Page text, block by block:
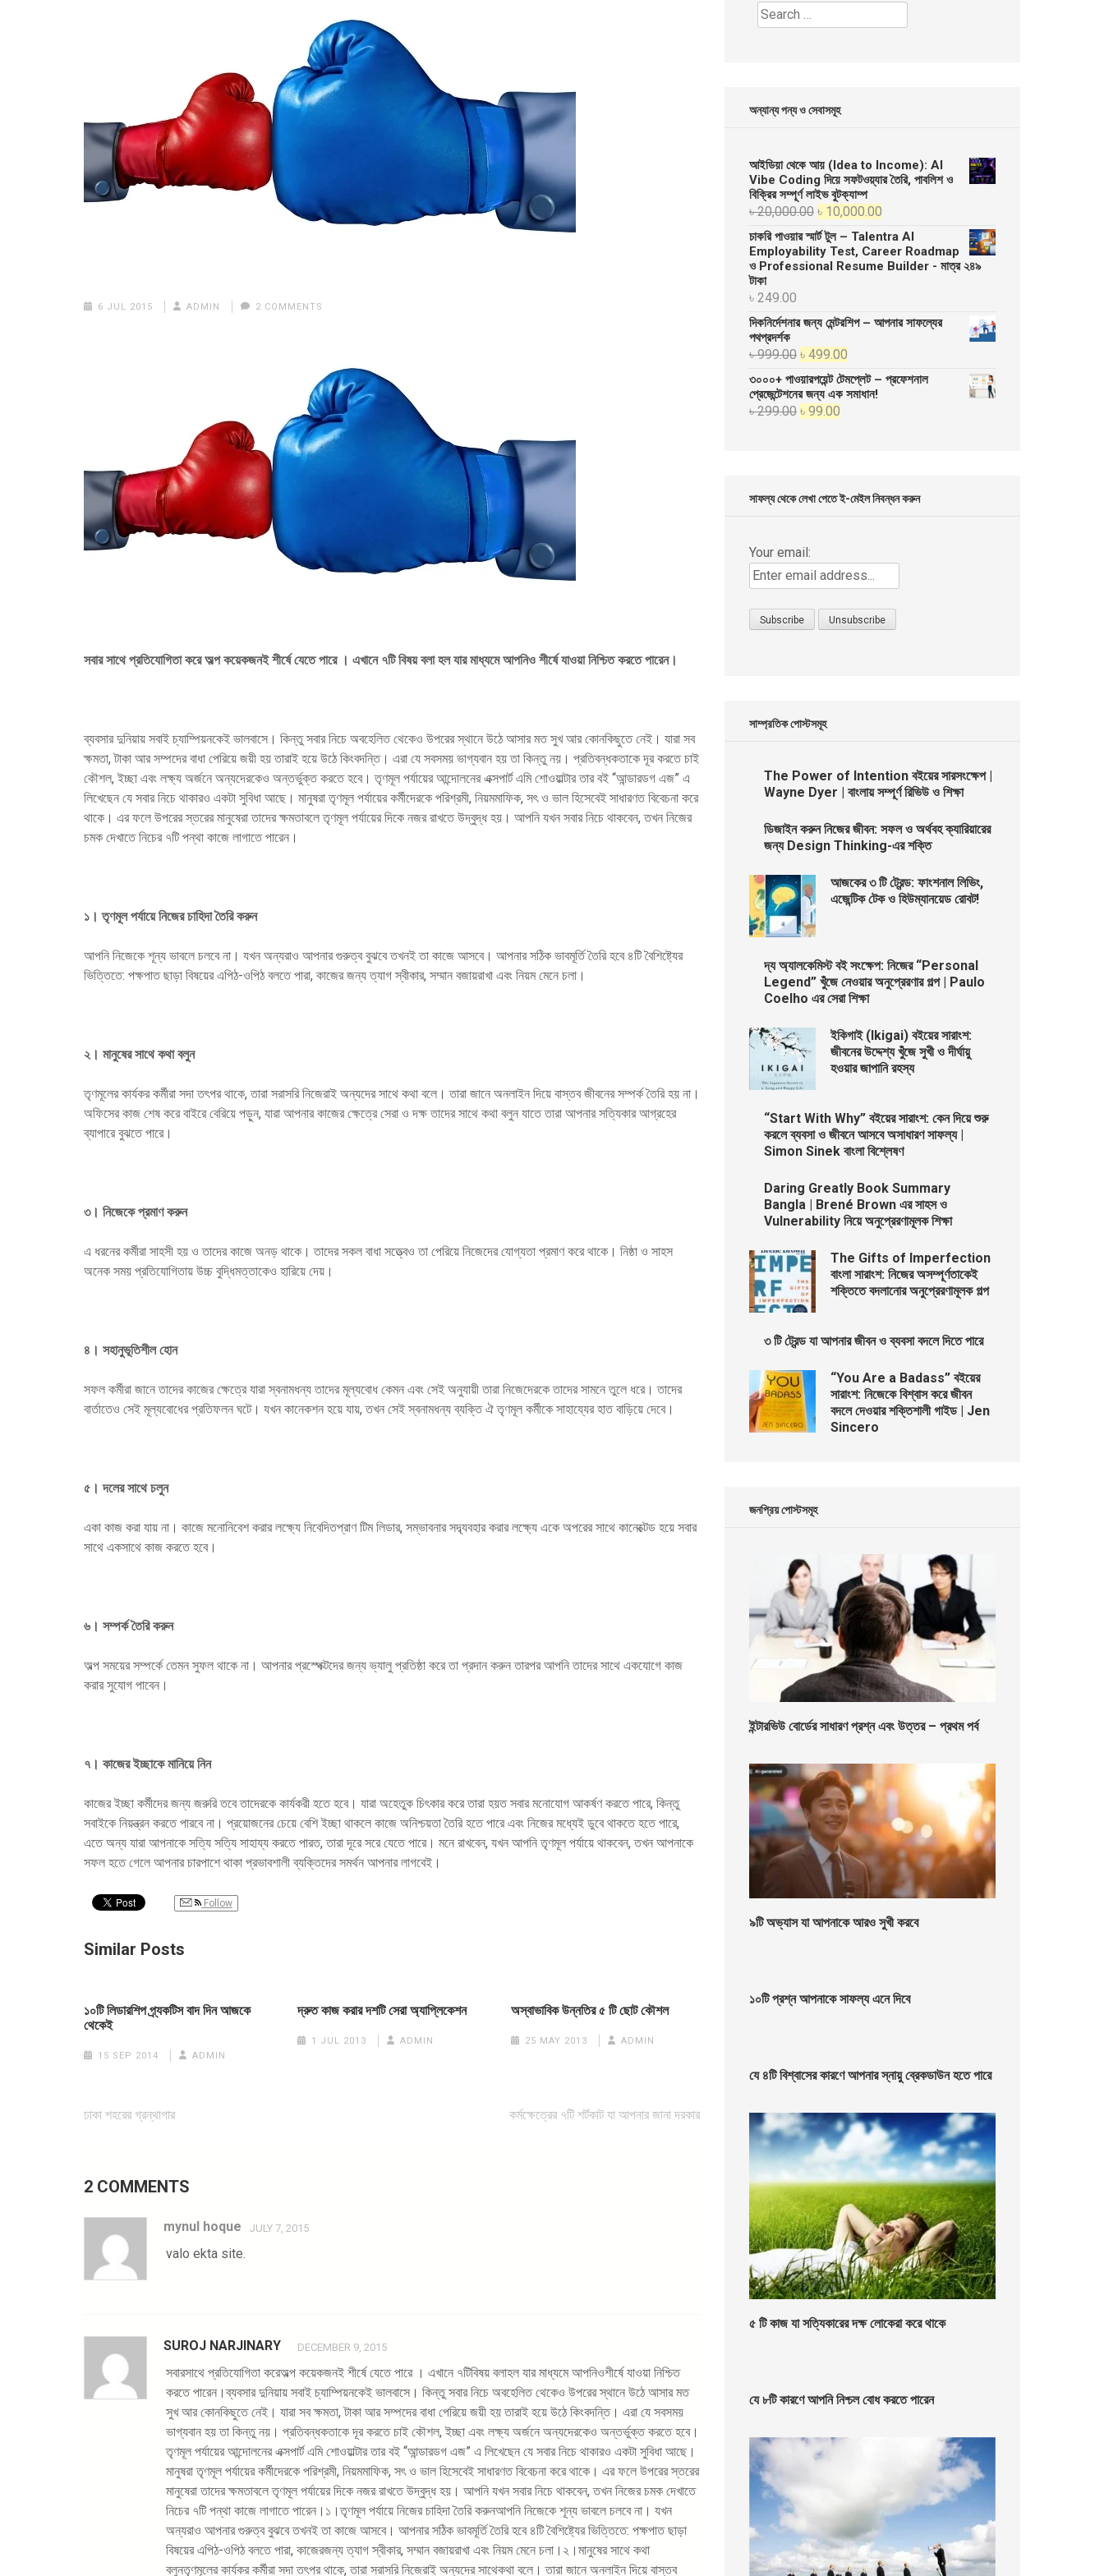
6 JUL 2015 ADMIN 2 COMMENTS
সবারসাথে প্রতিযোগিতা করে অল্প কয়েকজনই শীর্ষে যেতে পারে । এখানে ৭টিবিষয় বলা হল যার মাধ্যমে আপনিও শীর্ষে যাওয়া নিশ্চিত করতে পারেন।
ব্যবসার দুনিয়ায় সবাই চ্যাম্পিয়নকেই ভালবাসে। কিন্তু সবার নিচে অবহেলিত থেকেও উপরের স্থানে উঠে আসার মত সুখ আর কোনকিছুতে নেই। যারা সব
ক্ষমতা, টাকা আর সম্পদের বাধা পেরিয়ে জয়ী হয় তারাই হয়ে উঠে কিংবদন্তি। এরা যে সবসময় ভাগ্যবান হয় তা কিন্তু নয়। প্রতিবন্ধকতাকে দূর করতে চাই
কৌশল, ইচ্ছা এবং লক্ষ্য অর্জনে অন্যদেরকেও অন্তর্ভুক্ত করতে হবে। তৃণমূল পর্যায়ের আন্দোলনের এক্সপার্ট এমি শোওয়াল্টার তার বই “আন্ডারডগ এজ” এ
লিখেছেন যে সবার নিচে থাকারও একটা সুবিধা আছে। মানুষরা তৃণমূল পর্যায়ের কর্মীদেরকে পরিশ্রমী, নিয়মমাফিক, সৎ ও ভাল হিসেবেই সাধারণত বিবেচনা করে
থাকে। এর ফলে উপরের স্তরের মানুষেরা তাদের ক্ষমতাবলে তৃণমূল পর্যায়ের দিকে নজর রাখতে উদ্বুদ্ধ হয়। আপনি যখন সবার নিচে থাকবেন, তখন নিজের
চমক দেখাতে নিচের ৭টি পন্থা কাজে লাগাতে পারেন।
১।তৃণমূল পর্যায়ে নিজের চাহিদা তৈরি করুন
আপনি নিজেকে শূন্য ভাবলে চলবে না। যখন অন্যরাও আপনার গুরুত্ব বুঝবে তখনই তা কাজে আসবে। আপনার সঠিক ভাবমূর্তি তৈরি হবে ৪টি বৈশিষ্ট্যের
ভিত্তিতে: পক্ষপাত ছাড়া বিষয়ের এপিঠ-ওপিঠ বলতে পারা, কাজের জন্য ত্যাগ স্বীকার, সম্মান বজায়রাখা এবং নিয়ম মেনে চলা।
২। মানুষের সাথে কথা বলুন
তৃণমূলের কার্যকর কর্মীরা সদা তৎপর থাকে, তারা সরাসরি নিজেরাই অন্যদের সাথে কথা বলে। তারা জানে অনলাইন দিয়ে বাস্তব জীবনের সম্পর্ক তৈরি হয় না।
অফিসের কাজ শেষ করে বাইরে বেরিয়ে পড়ুন, যারা আপনার কাজের ক্ষেত্রে সেরা ও দক্ষ তাদের সাথে কথা বলুন যাতে তারা আপনার সত্যিকার আগ্রহের
ব্যাপারে বুঝতে পারে।
৩। নিজেকে প্রমাণ করুন
এ ধরনের কর্মীরা সাহসী হয় ও তাদের কাজে অনড় থাকে। তাদের সকল বাধা সত্ত্বেও তা পেরিয়ে নিজেদের যোগ্যতা প্রমাণ করে থাকে। নিষ্ঠা ও সাহস
অনেক সময় প্রতিযোগিতায় উচ্চ বুদ্ধিমত্তাকেও হারিয়ে দেয়।
৪। সহানুভূতিশীল হোন
সফল কর্মীরা জানে তাদের কাজের ক্ষেত্রে যারা স্বনামধন্য তাদের মূল্যবোধ কেমন এবং সেই অনুযায়ী তারা নিজেদেরকে তাদের সামনে তুলে ধরে। তাদের
বার্তাতেও সেই মূল্যবোধের প্রতিফলন ঘটে। যখন কানেকশন হয়ে যায়, তখন সেই স্বনামধন্য ব্যক্তি ঐ তৃণমূল কর্মীকে সাহায্যের হাত বাড়িয়ে দেবে।
৫।দলের সাথে চলুন
একা কাজ করা যায় না। কাজে মনোনিবেশ করার লক্ষ্যে নিবেদিতপ্রাণ টিম লিডার, সম্ভাবনার সদ্ব্যবহার করার লক্ষ্যে একে অপরের সাথে কানেক্টেড হয়ে সবার
সাথে একসাথে কাজ করতে হবে।
৬। সম্পর্ক তৈরি করুন
অল্প সময়ের সম্পর্কে তেমন সুফল থাকে না। আপনার প্রস্পেক্টদের জন্য ভ্যালু প্রতিষ্ঠা করে তা প্রদান করুন তারপর আপনি তাদের সাথে একযোগে কাজ
করার সুযোগ পাবেন।
৭। কাজের ইচ্ছাকে মানিয়ে নিন
কাজের ইচ্ছা কর্মীদের জন্য জরুরি তবে তাদেরকে কার্যকরী হতে হবে। যারা অহেতুক চিৎকার করে তারা হয়ত সবার মনোযোগ আকর্ষণ করতে পারে, কিন্তু
সবাইকে নিয়ন্ত্রন করতে পারবে না। প্রয়োজনের চেয়ে বেশি ইচ্ছা থাকলে কাজে অনিশ্চয়তা তৈরি হতে পারে এবং নিজের মধ্যেই ডুবে থাকতে হতে পারে,
এতে অন্য যারা আপনাকে সত্যি সত্যি সাহায্য করতে পারত, তারা দূরে সরে যেতে পারে। মনে রাখবেন, যখন আপনি তৃণমূল পর্যায়ে থাকবেন, তখন আপনাকে
সফল হতে গেলে আপনার চারপাশে থাকা প্রভাবশালী ব্যক্তিদের সমর্থন আপনার লাগবেই।
Follow
Similar Posts
১০টি লিডারশিপ প্র্যকটিস বাদ দিন আজকে
থেকেই
15 SEP 2014 ADMIN
দ্রুত কাজ করার দশটি সেরা অ্যাপ্লিকেশন
1 JUL 2013 ADMIN
অস্বাভাবিক উন্নতির ৫ টি ছোট কৌশল
25 MAY 2013 ADMIN
Post
ঢাকা শহরের গ্রন্থাগার কর্মক্ষেত্রের ৭টি শর্টকাট যা আপনার জানা দরকার
2 COMMENTS
mynul hoque JULY 7, 2015
valo ekta site.
SUROJ NARJINARY DECEMBER 9, 2015
সবারসাথে প্রতিযোগিতা করেঅল্প কয়েকজনই শীর্ষে যেতে পারে । এখানে ৭টিবিষয় বলাহল যার মাধ্যমে আপনিওশীর্ষে যাওয়া নিশ্চিত
করতে পারেন।ব্যবসার দুনিয়ায় সবাই চ্যাম্পিয়নকেই ভালবাসে। কিন্তু সবার নিচে অবহেলিত থেকেও উপরের স্থানে উঠে আসার মত
সুখ আর কোনকিছুতে নেই। যারা সব ক্ষমতা, টাকা আর সম্পদের বাধা পেরিয়ে জয়ী হয় তারাই হয়ে উঠে কিংবদন্তি। এরা যে সবসময়
ভাগ্যবান হয় তা কিন্তু নয়। প্রতিবন্ধকতাকে দূর করতে চাই কৌশল, ইচ্ছা এবং লক্ষ্য অর্জনে অন্যদেরকেও অন্তর্ভুক্ত করতে হবে।
তৃণমূল পর্যায়ের আন্দোলনের এক্সপার্ট এমি শোওয়াল্টার তার বই “আন্ডারডগ এজ” এ লিখেছেন যে সবার নিচে থাকারও একটা সুবিধা আছে।
মানুষরা তৃণমূল পর্যায়ের কর্মীদেরকে পরিশ্রমী, নিয়মমাফিক, সৎ ও ভাল হিসেবেই সাধারণত বিবেচনা করে থাকে। এর ফলে উপরের স্তরের
মানুষেরা তাদের ক্ষমতাবলে তৃণমূল পর্যায়ের দিকে নজর রাখতে উদ্বুদ্ধ হয়। আপনি যখন সবার নিচে থাকবেন, তখন নিজের চমক দেখাতে
নিচের ৭টি পন্থা কাজে লাগাতে পারেন।১।তৃণমূল পর্যায়ে নিজের চাহিদা তৈরি করুনআপনি নিজেকে শূন্য ভাবলে চলবে না। যখন
অন্যরাও আপনার গুরুত্ব বুঝবে তখনই তা কাজে আসবে। আপনার সঠিক ভাবমূর্তি তৈরি হবে ৪টি বৈশিষ্ট্যের ভিত্তিতে: পক্ষপাত ছাড়া
বিষয়ের এপিঠ-ওপিঠ বলতে পারা, কাজেরজন্য ত্যাগ স্বীকার, সম্মান বজায়রাখা এবং নিয়ম মেনে চলা।২।মানুষের সাথে কথা
বলুনতৃণমূলের কার্যকর কর্মীরা সদা তৎপর থাকে, তারা সরাসরি নিজেরাই অন্যদের সাথেকথা বলে। তারা জানে অনলাইন দিয়ে বাস্তব
Search
for:
অন্যান্য পন্য ও সেবাসমূহ
আইডিয়া থেকে আয় (Idea to Income): AI
Vibe Coding দিয়ে সফটওয়্যার তৈরি, পাবলিশ ও
বিক্রির সম্পূর্ণ লাইভ বুটক্যাম্প
৳20,000.00 Original
price
was:
৳ 20,000.00.
৳ 10,000.00
price
is:
৳ 10,000.00.
চাকরি পাওয়ার স্মার্ট টুল – Talentra AI
Employability Test, Career Roadmap
ও Professional Resume Builder - মাত্র ২৪৯
টাকা
৳249.00
দিকনির্দেশনার জন্য মেন্টরশিপ – আপনার সাফল্যের
পথপ্রদর্শক
৳999.00 Original
price
was:
৳ 999.00.
৳499.00
price
is:
৩০০০+ পাওয়ারপয়েন্ট টেমপ্লেট – প্রফেশনাল
প্রেজেন্টেশনের জন্য এক সমাধান!
৳299.00 Original
৳99.00
সাফল্য থেকে লেখা পেতে ই-মেইল নিবন্ধন করুন
Your email:
সাম্প্রতিক পোস্টসমূহ
The Power of Intention বইয়ের সারসংক্ষেপ |
Wayne Dyer | বাংলায় সম্পূর্ণ রিভিউ ও শিক্ষা
ডিজাইন করুন নিজের জীবন: সফল ও অর্থবহ ক্যারিয়ারের
জন্য Design Thinking-এর শক্তি
আজকের ৩ টি ট্রেন্ড: ফাংশনাল লিভিং,
এজেন্টিক টেক ও হিউম্যানয়েড রোবট!
দ্য অ্যালকেমিস্ট বই সংক্ষেপ: নিজের “Personal
Legend” খুঁজে নেওয়ার অনুপ্রেরণার গল্প | Paulo
Coelho এর সেরা শিক্ষা
ইকিগাই (Ikigai) বইয়ের সারাংশ:
জীবনের উদ্দেশ্য খুঁজে সুখী ও দীর্ঘায়ু
হওয়ার জাপানি রহস্য
“Start With Why” বইয়ের সারাংশ: কেন দিয়ে শুরু
করলে ব্যবসা ও জীবনে আসবে অসাধারণ সাফল্য |
Simon Sinek বাংলা বিশ্লেষণ
Daring Greatly Book Summary
Bangla | Brené Brown এর সাহস ও
Vulnerability নিয়ে অনুপ্রেরণামূলক শিক্ষা
The Gifts of Imperfection
বাংলা সারাংশ: নিজের অসম্পূর্ণতাকেই
শক্তিতে বদলানোর অনুপ্রেরণামূলক গল্প
৩ টি ট্রেন্ড যা আপনার জীবন ও ব্যবসা বদলে দিতে পারে
“You Are a Badass” বইয়ের
সারাংশ: নিজেকে বিশ্বাস করে জীবন
বদলে দেওয়ার শক্তিশালী গাইড | Jen
Sincero
জনপ্রিয় পোস্টসমূহ
ইন্টারভিউ বোর্ডের সাধারণ প্রশ্ন এবং উত্তর – প্রথম পর্ব
৯টি অভ্যাস যা আপনাকে আরও সুখী করবে
১০টি প্রশ্ন আপনাকে সাফল্য এনে দিবে
যে ৪টি বিশ্বাসের কারণে আপনার স্নায়ু ব্রেকডাউন হতে পারে
৫ টি কাজ যা সত্যিকারের দক্ষ লোকেরা করে থাকে
যে ৮টি কারণে আপনি নিশ্চল বোধ করতে পারেন